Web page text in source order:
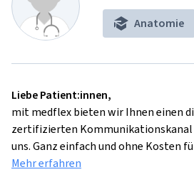
Anatomie
Liebe Patient:innen,
mit medflex bieten wir Ihnen einen
zertifizierten Kommunikationskanal
uns. Ganz einfach und ohne Kosten
Mehr erfahren